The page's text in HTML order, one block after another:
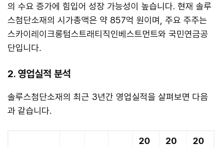
의 수요 증가에 힘입어 성장 가능성이 높습니다. 현재 솔루
스첨단소재의 시가총액은 약 857억 원이며, 주요 주주는
스카이레이크롱텀스트래티직인베스트먼트와 국민연금공
단입니다.
2. 영업실적 분석
솔루스첨단소재의 최근 3년간 영업실적을 살펴보면 다음
과 같습니다.
20
20
20